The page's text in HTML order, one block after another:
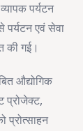
पर्यटन
एवं सेवा
की गई।
औद्योगिक
प्रोजेक्ट,
प्रोत्साहन